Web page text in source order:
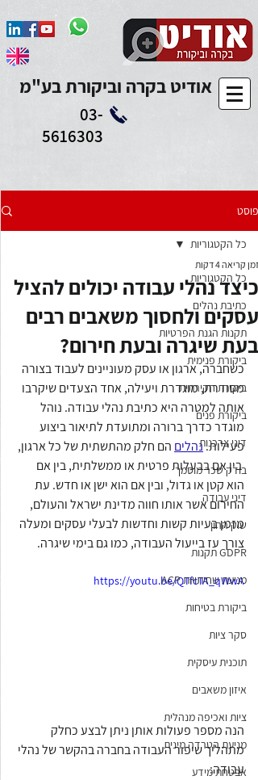
Add to Calendar
אודיט בקרה וביקורת בע"מ
03-
5616303
פוסט
כל הקטגוריות
כתיבת נהלים
תקנות הגנת הפרטיות
ביקורת פנימית
ביקורת חקירתית
ביקורת פנים
דיני צרכנות
בודק שכר מוסמך
דיני עבודה
שוק ההון
GDPR תקנות
מניעת שחיתויות ACP
ביקורת בטיחות
סקר ציות
תוכנית עיסקית
איזון משאבים
ציות ואכיפה מנהלית
מניעת הטרדה מינית
אבטחת מידע
כל הקטגוריות
כיצד נהלי עבודה יכולים להציל
עסקים ולחסוך משאבים רבים
בעת שיגרה ובעת חירום?
זמן קריאה 4 דקות
כשחברה, ארגון או עסק מעוניינים לעבוד בצורה
מסודרת, מוגדרת ויעילה, אחד הצעדים שיקרבו
אותה למטרה היא כתיבת נהלי עבודה. נוהל
מוגדר כדרך ברורה ומתועדת לתיאור ביצוע
פעילות. נהלים הם חלק מהתשתית של כל ארגון,
בין אם בבעלות פרטית או ממשלתית, בין אם
הוא קטן או גדול, ובין אם הוא ישן או חדש. עת
החירום אשר אותו חווה מדינת ישראל והעולם,
מזמן בעיות קשות וחדשות לבעלי עסקים ומעלה
צורך עז בייעול העבודה, כמו גם בימי שיגרה.
https://youtu.be/QTfcTA_qWwA
הנה מספר פעולות אותן ניתן לבצע כחלק
מתהליך שיפור העבודה בחברה בהקשר של נהלי
עבודה: